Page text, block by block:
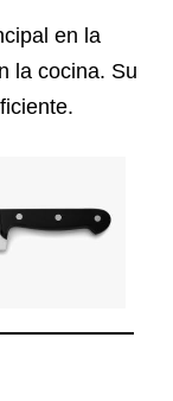
en la
la cocina. Su